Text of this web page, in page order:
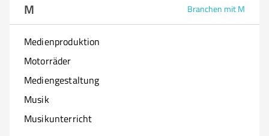
M Branchen mit M
Medienproduktion
Motorräder
Mediengestaltung
Musik
Musikunterricht